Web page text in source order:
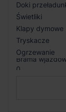
Doki
Świetliki
Klapy dymowe
Tryskacze
Ogrzewanie
Brama
0